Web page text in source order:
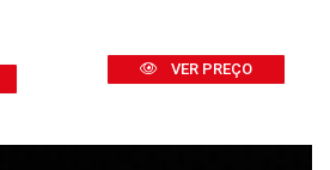
VER PREÇO